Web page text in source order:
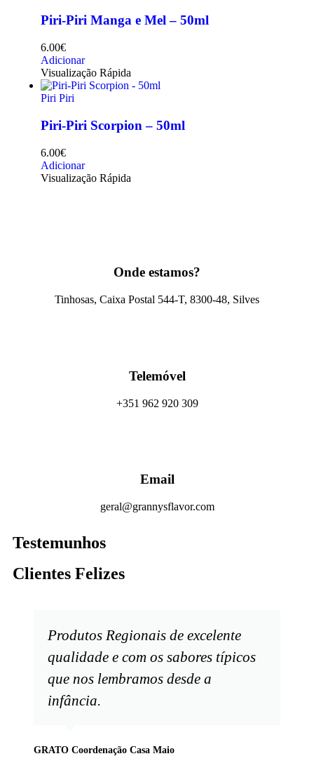
Piri-Piri Manga e Mel – 50ml
6.00€
Adicionar
Visualização Rápida
Piri Piri
Piri-Piri Scorpion – 50ml
6.00€
Adicionar
Visualização Rápida
Onde estamos?
Tinhosas, Caixa Postal 544-T, 8300-48, Silves
Telemóvel
+351 962 920 309
Email
geral@grannysflavor.com
Testemunhos
Clientes Felizes
Produtos Regionais de excelente
qualidade e com os sabores típicos
que nos lembramos desde a
infância.
GRATO Coordenação Casa Maio